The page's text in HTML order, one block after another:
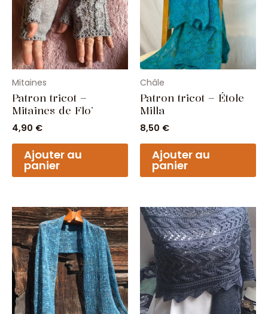
Mitaines
Patron tricot –
Mitaines de Flo’
4,90 €
Ajouter au
panier
Châle
Patron tricot – Étole
Milla
8,50 €
Ajouter au
panier